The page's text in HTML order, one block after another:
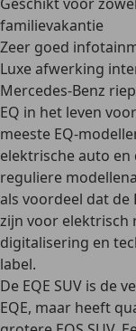
familievakantie
Zeer goed
Luxe afwerking
Mercedes-Benz
EQ in het leven
meeste EQ-
elektrische auto en
reguliere
als voordeel dat
zijn voor elektrisch
digitalisering en
label.
De EQE SUV is de
EQE, maar heeft